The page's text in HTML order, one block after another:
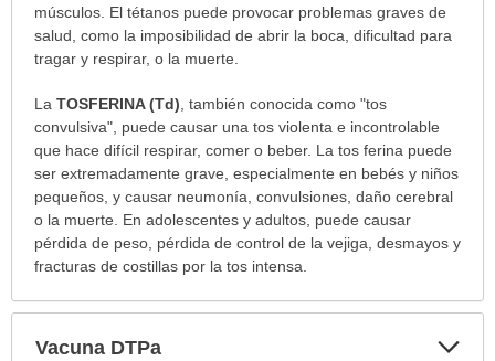
músculos. El tétanos puede provocar problemas graves de
salud, como la imposibilidad de abrir la boca, dificultad para
tragar y respirar, o la muerte.
La TOSFERINA (Td), también conocida como "tos
convulsiva", puede causar una tos violenta e incontrolable
que hace difícil respirar, comer o beber. La tos ferina puede
ser extremadamente grave, especialmente en bebés y niños
pequeños, y causar neumonía, convulsiones, daño cerebral
o la muerte. En adolescentes y adultos, puede causar
pérdida de peso, pérdida de control de la vejiga, desmayos y
fracturas de costillas por la tos intensa.
Vacuna DTPa